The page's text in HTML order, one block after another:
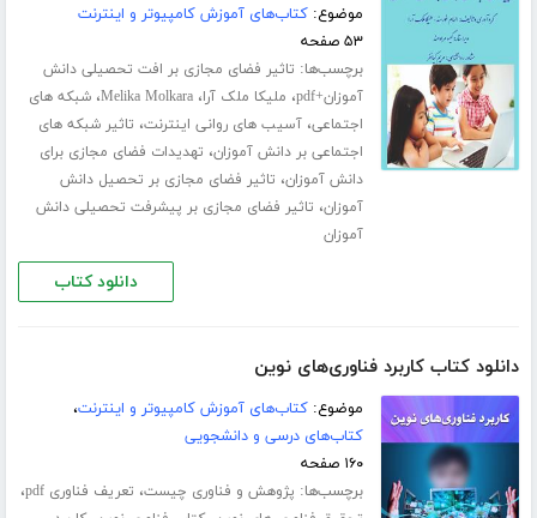
موضوع:کتاب‌های آموزش کامپیوتر و اینترنت
۵۳ صفحه
برچسب‌ها: تاثیر فضای مجازی بر افت تحصیلی دانش
آموزان+pdf
، ملیکا ملک آرا،Melika Molkara،شبکه های
اجتماعی،آسیب های روانی اینترنت، تاثیر شبکه های
اجتماعی بر دانش آموزان، تهدیدات فضای مجازی برای
دانش آموزان، تاثیر فضای مجازی بر تحصیل دانش
آموزان، تاثیر فضای مجازی بر پیشرفت تحصیلی دانش
آموزان
دانلود کتاب
دانلود کتاب کاربرد فناوری‌های نوین
موضوع:کتاب‌های آموزش کامپیوتر و اینترنت،
کتاب‌های درسی و دانشجویی
۱۶۰ صفحه
برچسب‌ها: پژوهش و فناوری چیست، تعریف فناوری pdf ،